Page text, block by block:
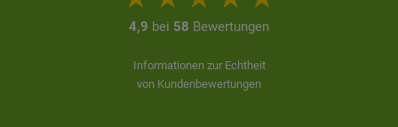
4,9 bei 58 Bewertungen
Informationen zur Echtheit
von Kundenbewertungen